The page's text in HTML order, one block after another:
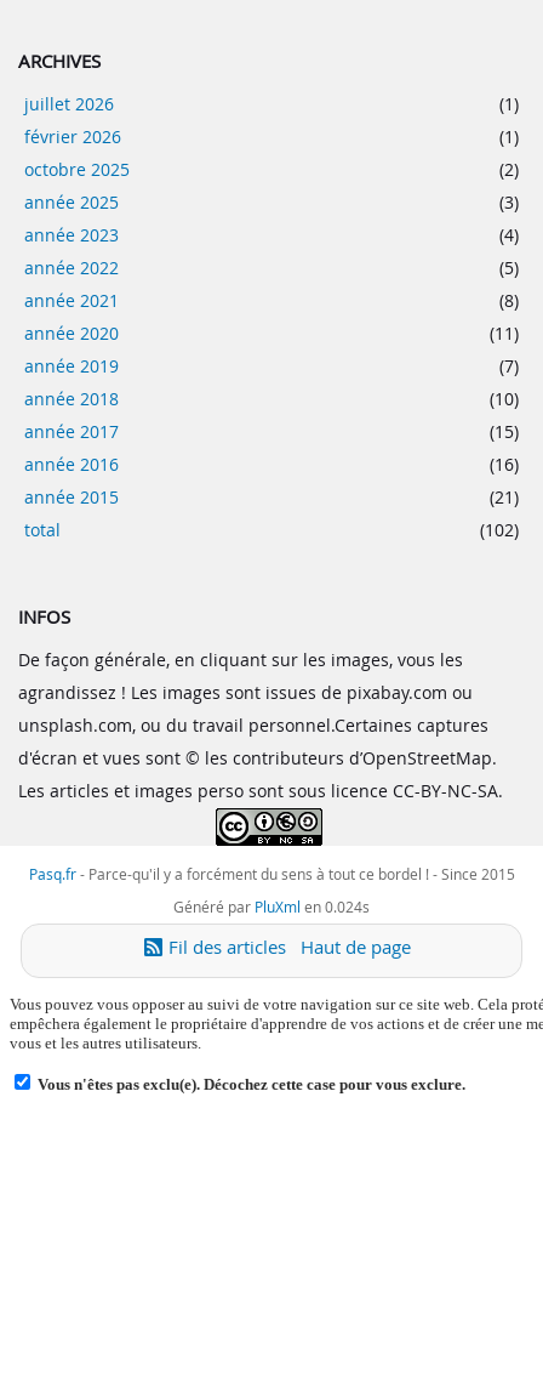
ARCHIVES
juillet 2026
(1)
février 2026
(1)
octobre 2025
(2)
année 2025
(3)
année 2023
(4)
année 2022
(5)
année 2021
(8)
année 2020
(11)
année 2019
(7)
année 2018
(10)
année 2017
(15)
année 2016
(16)
année 2015
(21)
total
(102)
INFOS
De façon générale, en cliquant sur les images, vous les
agrandissez ! Les images sont issues de pixabay.com ou
unsplash.com, ou du travail personnel.Certaines captures
d'écran et vues sont © les contributeurs d’OpenStreetMap.
Les articles et images perso sont sous licence CC-BY-NC-SA.
Pasq.fr- Parce-qu'il y a forcément du sens à tout ce bordel ! - Since 2015
Généré par PluXml en 0.024s
Fil des articles Haut de page